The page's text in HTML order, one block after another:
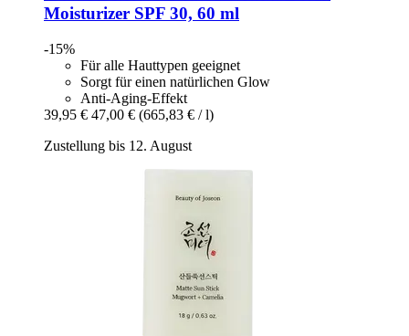
Moisturizer SPF 30, 60 ml
-15%
Für alle Hauttypen geeignet
Sorgt für einen natürlichen Glow
Anti-Aging-Effekt
39,95 € 47,00 € (665,83 € / l)
Zustellung bis 12. August